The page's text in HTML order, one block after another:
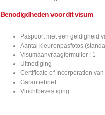
Benodigdheden voor dit visum
Paspoort met een geldigheid
Aantal kleurenpasfotos
Visumaanvraagformulier : 1
Uitnodiging
Certificate of Incorporation
Garantiebrief
Vluchtbevestiging